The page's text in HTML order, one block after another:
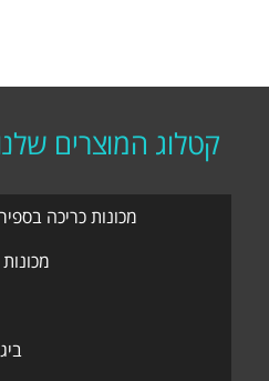
קטלוג המוצרים
מכונות כריכה